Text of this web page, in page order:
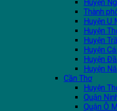
Huyện
Thành
Huyện U
Huyện
Huyện
Huyện
Huyện
Huyện
Cần Thơ
Huyện
Quận
Quận Ô